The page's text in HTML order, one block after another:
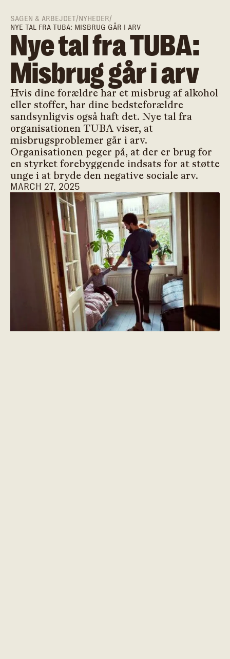
SAGEN & ARBEJDET/NYHEDER/
NYE TAL FRA TUBA: MISBRUG GÅR I ARV
Nye tal fra TUBA:
Misbrug går i arv
Hvis dine forældre har et misbrug af alkohol
eller stoffer, har dine bedsteforældre
sandsynligvis også haft det. Nye tal fra
organisationen TUBA viser, at
misbrugsproblemer går i arv.
Organisationen peger på, at der er brug for
en styrket forebyggende indsats for at støtte
unge i at bryde den negative sociale arv.
MARCH 27, 2025